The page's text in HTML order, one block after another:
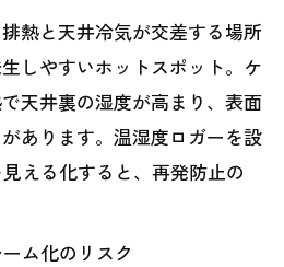
熱と天井冷気が交差する場所
しやすいホットスポット。ケ
天井裏の湿度が高まり、表面
あります。温湿度ロガーを設
える化すると、再発防止の
ム化のリスク